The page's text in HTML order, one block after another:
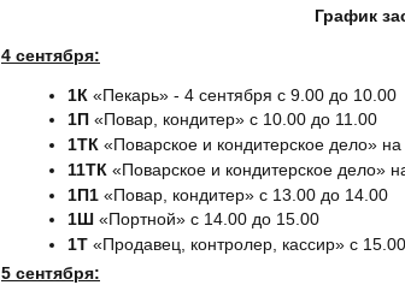
График
4 сентября:
1К «Пекарь» - 4 сентября с 9.00 до 10.00
1П «Повар, кондитер» с 10.00 до 11.00
1ТК«Поварское и кондитерское дело»
11ТК «Поварское и кондитерское дело»
1П1«Повар, кондитер» с 13.00 до 14.00
1Ш «Портной» с 14.00 до 15.00
1Т«Продавец, контролер, кассир» с
5 сентября: